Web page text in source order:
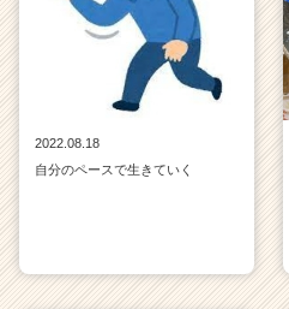
2022.08.18
自分のペースで生きていく